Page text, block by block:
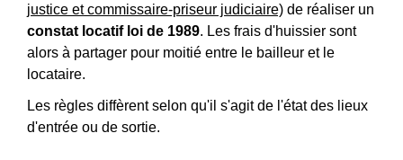
justice et commissaire-priseur judiciaire) de réaliser un
constat locatif loi de 1989. Les frais d'huissier sont
alors à partager pour moitié entre le bailleur et le
locataire.
Les règles diffèrent selon qu'il s'agit de l'état des lieux
d'entrée ou de sortie.